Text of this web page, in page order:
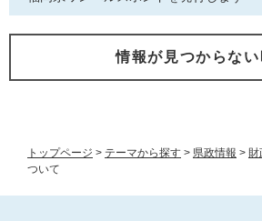
トップページ > テーマから探す > 県政情報 > 財
ついて
情報が見つからない